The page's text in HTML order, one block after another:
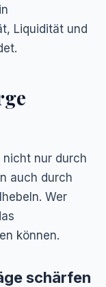
Liquidität und
nur durch
auch durch
Wer
können.
schärfen